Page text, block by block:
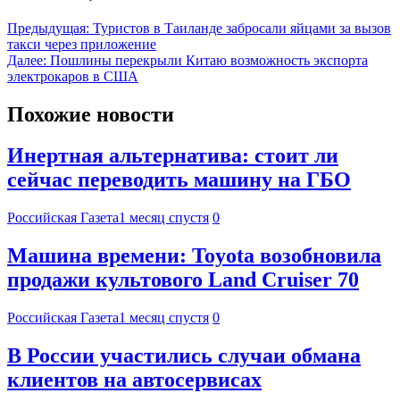
Предыдущая: Туристов в Таиланде забросали яйцами за вызов
такси через приложение
Далее: Пошлины перекрыли Китаю возможность экспорта
электрокаров в США
Похожие новости
Инертная альтернатива: стоит ли
сейчас переводить машину на ГБО
Российская Газета1 месяц спустя 0
Машина времени: Toyota возобновила
продажи культового Land Cruiser 70
Российская Газета1 месяц спустя 0
В России участились случаи обмана
клиентов на автосервисах